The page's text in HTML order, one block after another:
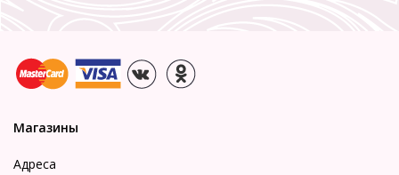
Магазины
Адреса